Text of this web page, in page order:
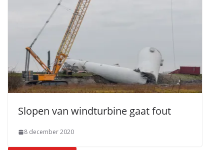
Slopen van windturbine gaat fout
8 december 2020